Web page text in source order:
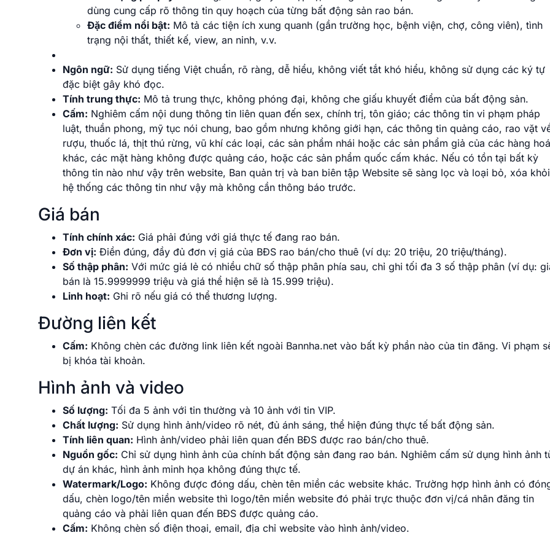
dùng cung cấp rõ thông tin quy hoạch của từng bất động sản rao bán.
Đặc điểm nổi bật: Mô tả các tiện ích xung quanh (gần trường học, bệnh viện, chợ, công viên), tình
trạng nội thất, thiết kế, view, an ninh, v.v.
Ngôn ngữ: Sử dụng tiếng Việt chuẩn, rõ ràng, dễ hiểu, không viết tắt khó hiểu, không sử dụng các ký tự
đặc biệt gây khó đọc.
Tính trung thực: Mô tả trung thực, không phóng đại, không che giấu khuyết điểm của bất động sản.
Cấm: Nghiêm cấm nội dung thông tin liên quan đến sex, chính trị, tôn giáo; các thông tin vi phạm pháp
luật, thuần phong, mỹ tục nói chung, bao gồm nhưng không giới hạn, các thông tin quảng cáo, rao vặt
rượu, thuốc lá, thịt thú rừng, vũ khí các loại, các sản phẩm nhái hoặc các sản phẩm giả của các hàng hoá
khác, các mặt hàng không được quảng cáo, hoặc các sản phẩm quốc cấm khác. Nếu có tồn tại bất kỳ
thông tin nào như vậy trên website, Ban quản trị và ban biên tập Website sẽ sàng lọc và loại bỏ, xóa khỏi
hệ thống các thông tin như vậy mà không cần thông báo trước.
Giá bán
Tính chính xác: Giá phải đúng với giá thực tế đang rao bán.
Đơn vị: Điền đúng, đầy đủ đơn vị giá của BĐS rao bán/cho thuê (ví dụ: 20 triệu, 20 triệu/tháng).
Số thập phân: Với mức giá lẻ có nhiều chữ số thập phân phía sau, chỉ ghi tối đa 3 số thập phân (ví dụ:
bán là 15.9999999 triệu và giá thể hiện sẽ là 15.999 triệu).
Linh hoạt: Ghi rõ nếu giá có thể thương lượng.
Đường liên kết
Cấm: Không chèn các đường link liên kết ngoài Bannha.net vào bất kỳ phần nào của tin đăng. Vi phạm
bị khóa tài khoản.
Hình ảnh và video
Số lượng: Tối đa 5 ảnh với tin thường và 10 ảnh với tin VIP.
Chất lượng: Sử dụng hình ảnh/video rõ nét, đủ ánh sáng, thể hiện đúng thực tế bất động sản.
Tính liên quan: Hình ảnh/video phải liên quan đến BĐS được rao bán/cho thuê.
Nguồn gốc: Chỉ sử dụng hình ảnh của chính bất động sản đang rao bán. Nghiêm cấm sử dụng hình ảnh
dự án khác, hình ảnh minh họa không đúng thực tế.
Watermark/Logo: Không được đóng dấu, chèn tên miền các website khác. Trường hợp hình ảnh có
dấu, chèn logo/tên miền website thì logo/tên miền website đó phải trực thuộc đơn vị/cá nhân đăng tin
quảng cáo và phải liên quan đến BĐS được quảng cáo.
Cấm: Không chèn số điện thoại, email, địa chỉ website vào hình ảnh/video.